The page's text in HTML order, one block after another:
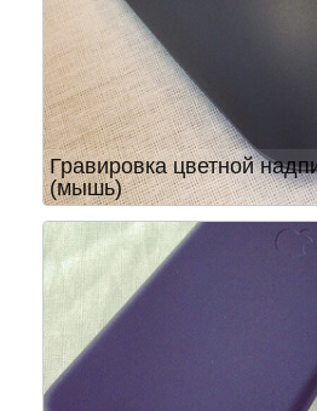
Гравировка цветной
(мышь)